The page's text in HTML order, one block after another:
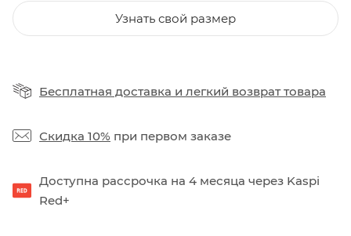
Узнать свой размер
Бесплатная доставка и легкий возврат товара
Скидка 10% при первом заказе
Доступна рассрочка на 4 месяца через Kaspi
Red+